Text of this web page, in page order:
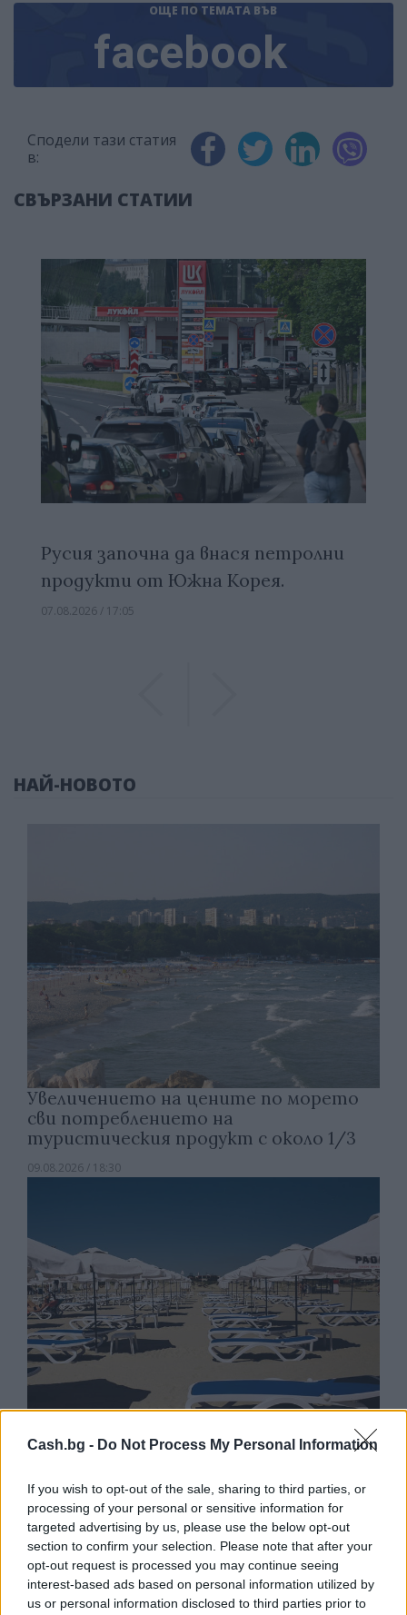
Cash.bg - Do Not Process My Personal Information
If you wish to opt-out of the sale, sharing to third parties, or
processing of your personal or sensitive information for
targeted advertising by us, please use the below opt-out
section to confirm your selection. Please note that after your
opt-out request is processed you may continue seeing
interest-based ads based on personal information utilized by
us or personal information disclosed to third parties prior to
ОЩЕ ПО ТЕМАТА ВЪВ
facebook
Сподели тази статия
в:
СВЪРЗАНИ СТАТИИ
Русия започна да внася петролни
продукти от Южна Корея.
07.08.2026 / 17:05
НАЙ-НОВОТО
Увеличението на цените по морето
сви потреблението на
туристическия продукт с около 1/3
09.08.2026 / 18:30
Потребителят има право сам да
наеме
09.08.2026 / 18:00